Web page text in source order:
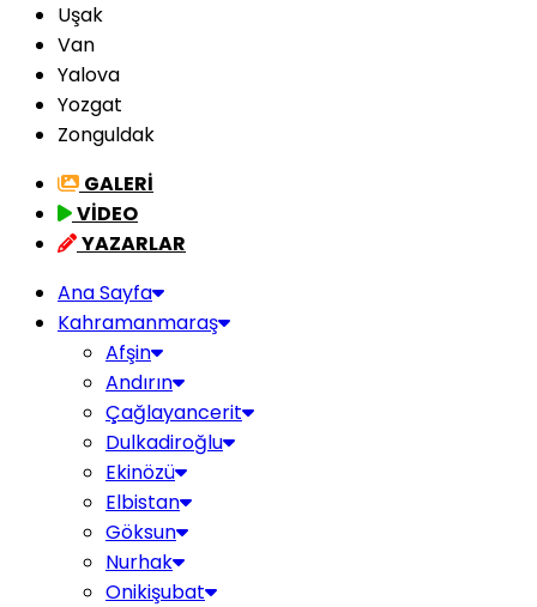
Uşak
Van
Yalova
Yozgat
Zonguldak
GALERİ
VİDEO
YAZARLAR
Ana Sayfa
Kahramanmaraş
Afşin
Andırın
Çağlayancerit
Dulkadiroğlu
Ekinözü
Elbistan
Göksun
Nurhak
Onikişubat